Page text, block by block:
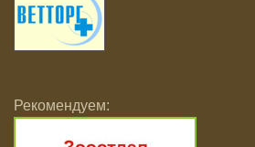
Рекомендуем: